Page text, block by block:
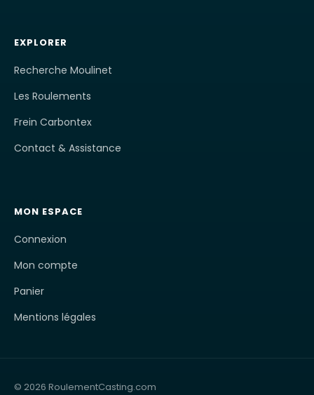
EXPLORER
Recherche Moulinet
Les Roulements
Frein Carbontex
Contact & Assistance
MON ESPACE
Connexion
Mon compte
Panier
Mentions légales
© 2026 RoulementCasting.com